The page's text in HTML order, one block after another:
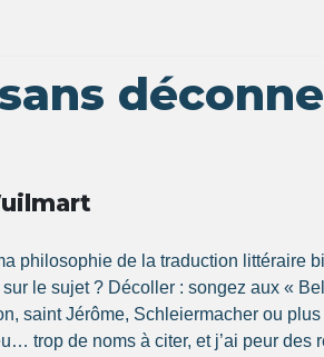
philosophie de la traduction littéraire
sur le sujet ? Décoller : songez aux «
saint Jérôme, Schleiermacher ou
trop de noms à citer, et j’ai peur des